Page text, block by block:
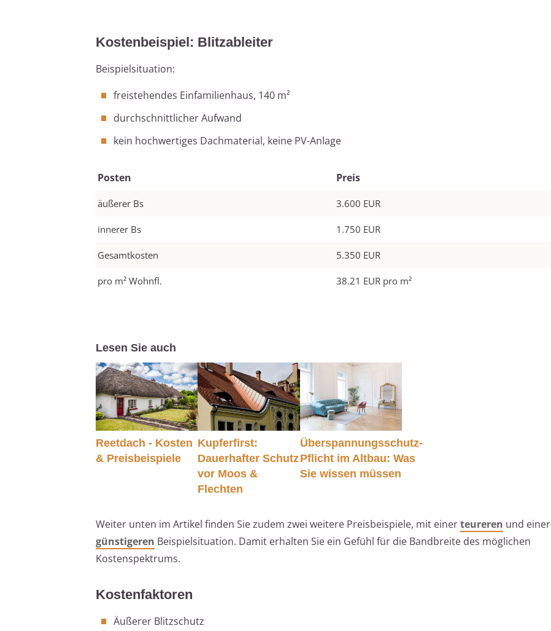
Kostenbeispiel: Blitzableiter
Beispielsituation:
freistehendes Einfamilienhaus, 140 m²
durchschnittlicher Aufwand
kein hochwertiges Dachmaterial, keine PV-Anlage
Posten Preis
äußerer Bs 3.600 EUR
innerer Bs 1.750 EUR
Gesamtkosten 5.350 EUR
pro m² Wohnfl. 38.21 EUR pro m²
Lesen Sie auch
Reetdach - Kosten
& Preisbeispiele
Kupferfirst:
Dauerhafter Schutz
vor Moos &
Flechten
Überspannungsschutz-
Pflicht im Altbau: Was
Sie wissen müssen
Weiter unten im Artikel finden Sie zudem zwei weitere Preisbeispiele, mit einerteureren und einer
günstigeren Beispielsituation. Damit erhalten Sie ein Gefühl für die Bandbreite des möglichen
Kostenspektrums.
Kostenfaktoren
Äußerer Blitzschutz